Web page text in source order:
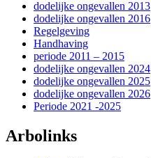
dodelijke ongevallen 2013
dodelijke ongevallen 2016
Regelgeving
Handhaving
periode 2011 – 2015
dodelijke ongevallen 2024
dodelijke ongevallen 2025
dodelijke ongevallen 2026
Periode 2021 -2025
Arbolinks